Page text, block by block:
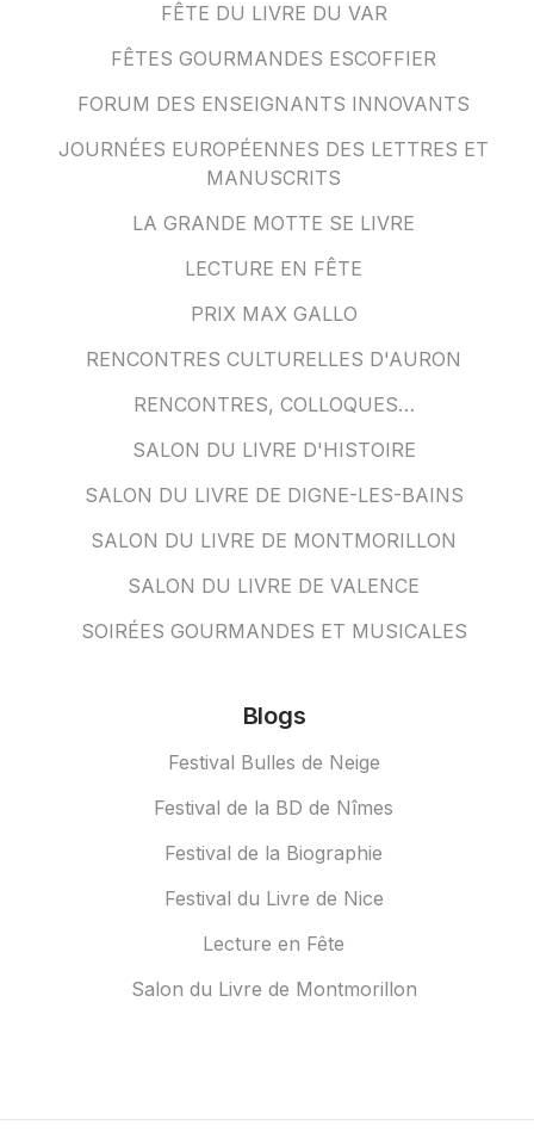
FÊTE DU LIVRE DU VAR
FÊTES GOURMANDES ESCOFFIER
FORUM DES ENSEIGNANTS INNOVANTS
JOURNÉES EUROPÉENNES DES LETTRES ET
MANUSCRITS
LA GRANDE MOTTE SE LIVRE
LECTURE EN FÊTE
PRIX MAX GALLO
RENCONTRES CULTURELLES D'AURON
RENCONTRES, COLLOQUES…
SALON DU LIVRE D'HISTOIRE
SALON DU LIVRE DE DIGNE-LES-BAINS
SALON DU LIVRE DE MONTMORILLON
SALON DU LIVRE DE VALENCE
SOIRÉES GOURMANDES ET MUSICALES
Blogs
Festival Bulles de Neige
Festival de la BD de Nîmes
Festival de la Biographie
Festival du Livre de Nice
Lecture en Fête
Salon du Livre de Montmorillon